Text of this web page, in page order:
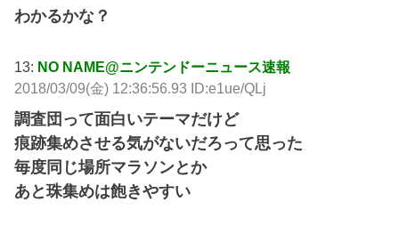
わかるかな？
13: NO NAME@ニンテンドーニュース速報
2018/03/09(金) 12:36:56.93 ID:e1ue/QLj
調査団って面白いテーマだけど
痕跡集めさせる気がないだろって思った
毎度同じ場所マラソンとか
あと珠集めは飽きやすい